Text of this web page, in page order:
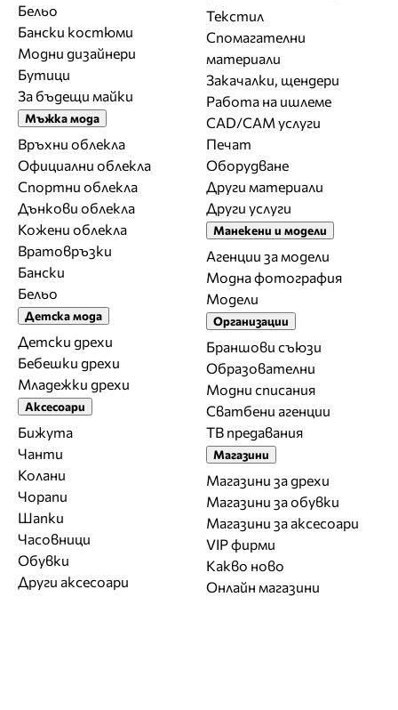
Бельо
Бански костюми
Модни дизайнери
Бутици
За бъдещи майки
Мъжка мода
Връхни облекла
Официални облекла
Спортни облекла
Дънкови облекла
Кожени облекла
Вратовръзки
Бански
Бельо
Детска мода
Детски дрехи
Бебешки дрехи
Младежки дрехи
Аксесоари
Бижута
Чанти
Колани
Чорапи
Шапки
Часовници
Обувки
Други аксесоари
Текстил
Спомагателни
материали
Закачалки, щендери
Работа на ишлеме
CAD/CAM услуги
Печат
Оборудване
Други материали
Други услуги
Манекени и модели
Агенции за модели
Модна фотография
Модели
Организации
Браншови съюзи
Образователни
Модни списания
Сватбени агенции
ТВ предавания
Магазини
Магазини за дрехи
Магазини за обувки
Магазини за aксесоари
VIP фирми
Какво ново
Онлайн магазини